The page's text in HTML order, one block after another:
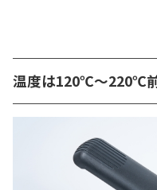
温度は120℃～220℃